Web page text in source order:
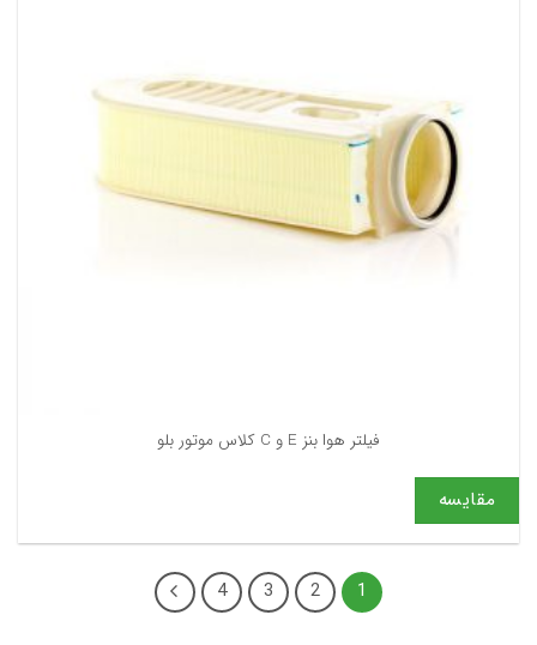
فیلتر هوا بنز E و C کلاس موتور بلو
مقایسه
1
2
3
4